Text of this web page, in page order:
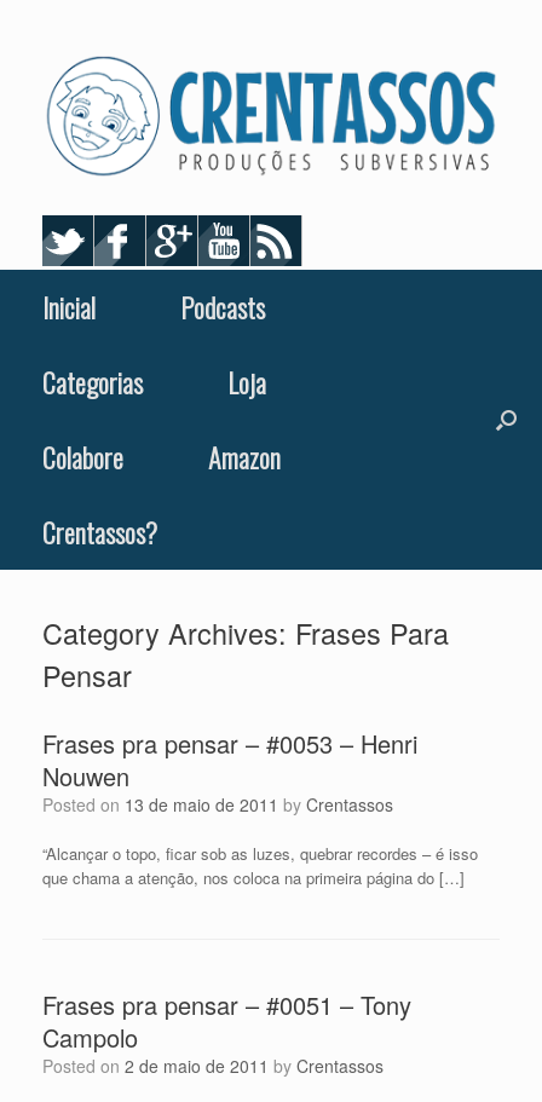
Inicial
Podcasts
Categorias
Loja
Colabore
Amazon
Crentassos?
Category Archives: Frases Para
Pensar
Frases pra pensar – #0053 – Henri
Nouwen
Posted on 13 de maio de 2011 by Crentassos
“Alcançar o topo, ficar sob as luzes, quebrar recordes – é isso
que chama a atenção, nos coloca na primeira página do […]
Frases pra pensar – #0051 – Tony
Campolo
Posted on 2 de maio de 2011 by Crentassos